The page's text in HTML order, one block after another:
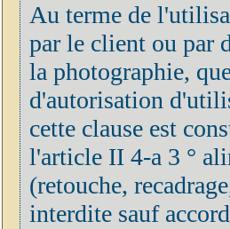
Au terme de
par le client ou par
la photographie,
d'autorisation
cette clause est
l'article II 4-a 3 °
(retouche,
interdite sauf